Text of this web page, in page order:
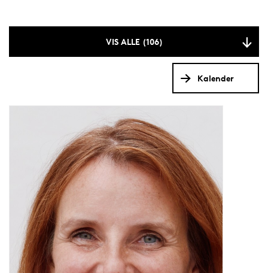
VIS ALLE (106)
Kalender